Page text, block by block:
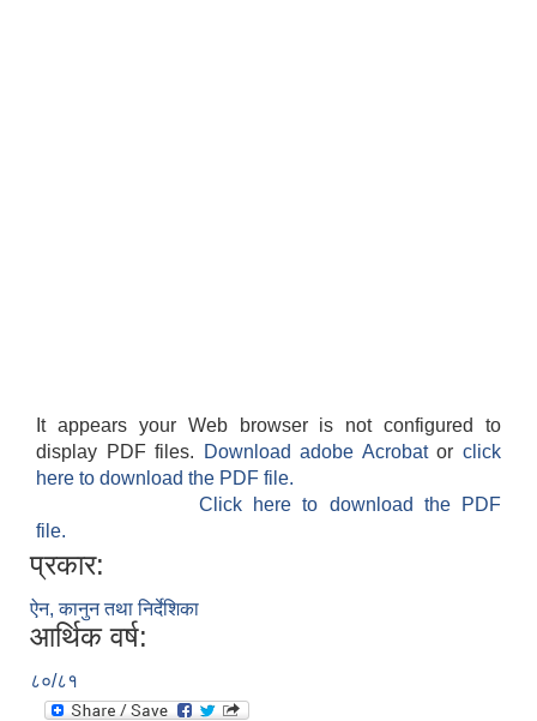
It appears your Web browser is not configured to
display PDF files.
Download adobe Acrobatorclick
here to download the PDF file.
Click here to download the PDF
file.
प्रकार:
ऐन, कानुन तथा निर्देशिका
आर्थिक वर्ष:
८०/८१